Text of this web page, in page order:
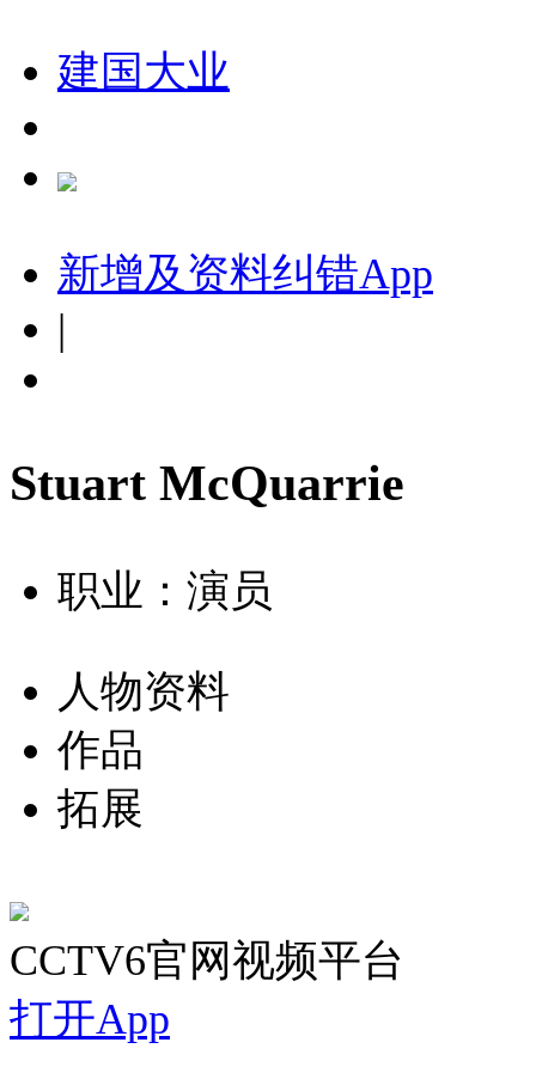
建国大业
新增及资料纠错App
|
Stuart McQuarrie
职业：演员
人物资料
作品
拓展
CCTV6官网视频平台
打开App